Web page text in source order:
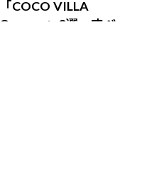
「COCO VILLA
Owners」3選。すべて